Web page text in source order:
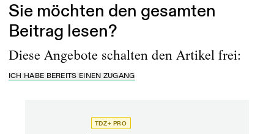
Sie möchten den gesamten
Beitrag lesen?
Diese Angebote schalten den Artikel frei:
ICH HABE BEREITS EINEN ZUGANG
TDZ+ PRO